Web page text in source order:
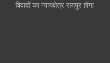
विवादों का न्यायक्षेत्र रायपुर होगा